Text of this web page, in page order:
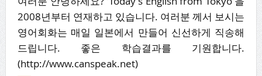
2008년부터 연재하고 있습니다. 여러분 께서 보시는
영어회화는 매일 일본에서 만들어 신선하게 직송해
드립니다. 좋은 학습결과를 기원합니다.
(http://www.canspeak.net)